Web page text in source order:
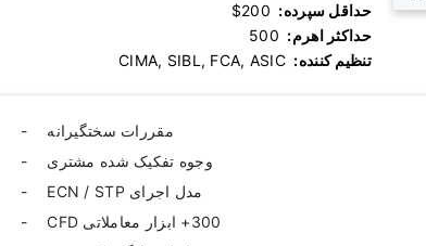
حداقل سپرده:
حداکثر اهرم:
تنظیم کننده: ‫ CIMA, SIBL, FCA, ASIC
مقررات سختگیرانه
وجوه تفکیک شده مشتری
مدل اجرای ECN / STP
300+ ابزار معاملاتی CFD